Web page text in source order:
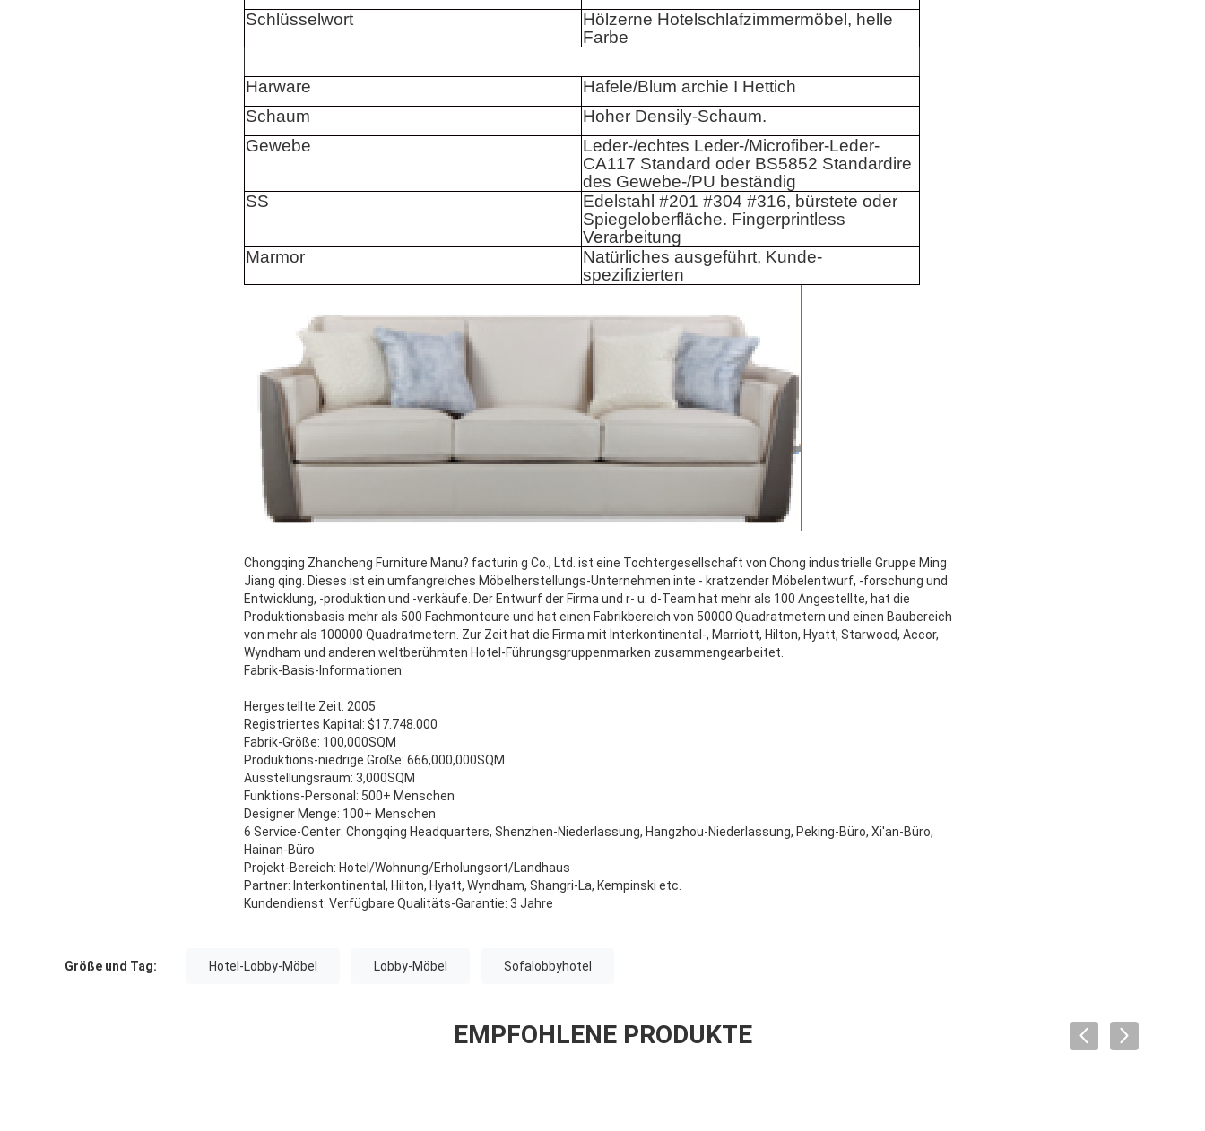
Schlüsselwort
Hölzerne Hotelschlafzimmermöbel, helle
Farbe
Harware
Hafele/Blum archie I Hettich
Schaum
Hoher Densily-Schaum.
Gewebe
Leder-/echtes Leder-/Microfiber-Leder-
CA117 Standard oder BS5852 Standardire
des Gewebe-/PU beständig
SS
Edelstahl #201 #304 #316, bürstete oder
Spiegeloberfläche. Fingerprintless
Verarbeitung
Marmor
Natürliches ausgeführt, Kunde-
spezifizierten
Chongqing Zhancheng Furniture Manu? facturin g Co., Ltd. ist eine Tochtergesellschaft von Chong industrielle Gruppe Ming
Jiang qing. Dieses ist ein umfangreiches Möbelherstellungs-Unternehmen inte - kratzender Möbelentwurf, -forschung und
Entwicklung, -produktion und -verkäufe. Der Entwurf der Firma und r- u. d-Team hat mehr als 100 Angestellte, hat die
Produktionsbasis mehr als 500 Fachmonteure und hat einen Fabrikbereich von 50000 Quadratmetern und einen Baubereich
von mehr als 100000 Quadratmetern. Zur Zeit hat die Firma mit Interkontinental-, Marriott, Hilton, Hyatt, Starwood, Accor,
Wyndham und anderen weltberühmten Hotel-Führungsgruppenmarken zusammengearbeitet.
Fabrik-Basis-Informationen:
Hergestellte Zeit: 2005
Registriertes Kapital: $17.748.000
Fabrik-Größe: 100,000SQM
Produktions-niedrige Größe: 666,000,000SQM
Ausstellungsraum: 3,000SQM
Funktions-Personal: 500+ Menschen
Designer Menge: 100+ Menschen
6 Service-Center: Chongqing Headquarters, Shenzhen-Niederlassung, Hangzhou-Niederlassung, Peking-Büro, Xi'an-Büro,
Hainan-Büro
Projekt-Bereich: Hotel/Wohnung/Erholungsort/Landhaus
Partner: Interkontinental, Hilton, Hyatt, Wyndham, Shangri-La, Kempinski etc.
Kundendienst: Verfügbare Qualitäts-Garantie: 3 Jahre
Größe und Tag: Hotel-Lobby-Möbel Lobby-Möbel Sofalobbyhotel
EMPFOHLENE PRODUKTE